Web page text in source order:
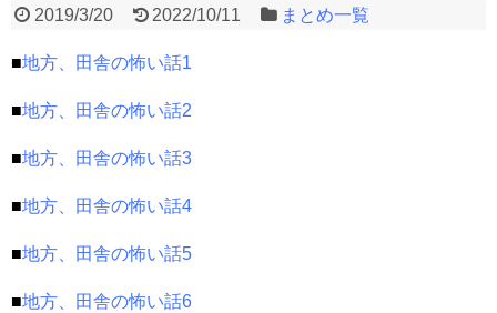
2019/3/20 2022/10/11 まとめ一覧
■地方、田舎の怖い話1
■地方、田舎の怖い話2
■地方、田舎の怖い話3
■地方、田舎の怖い話4
■地方、田舎の怖い話5
■地方、田舎の怖い話6